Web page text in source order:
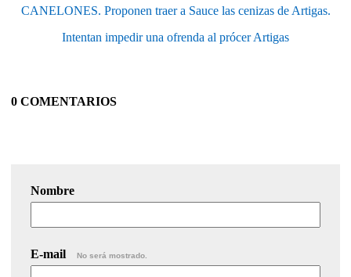
CANELONES. Proponen traer a Sauce las cenizas de Artigas.
Intentan impedir una ofrenda al prócer Artigas
0 COMENTARIOS
Nombre
E-mail No será mostrado.